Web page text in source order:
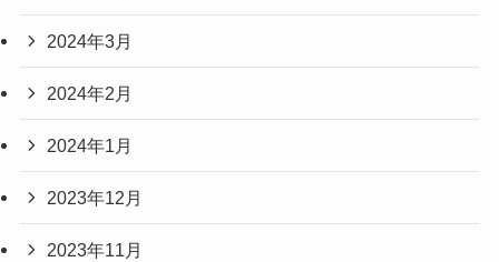
2024年3月
2024年2月
2024年1月
2023年12月
2023年11月